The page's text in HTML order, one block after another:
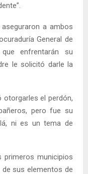
a ambos
General de
enfrentarán su
le solicitó darle la
otorgarles el perdón,
pero fue su
ni es un tema de
primeros municipios
sus elementos de